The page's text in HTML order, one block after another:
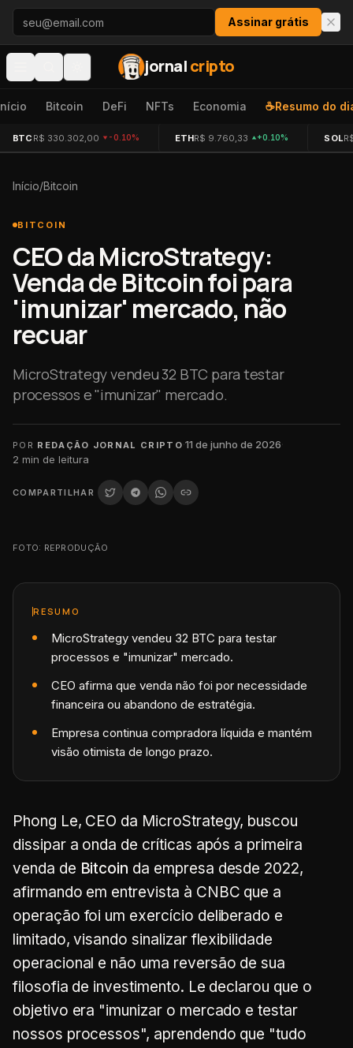
Pular para o conteúdo
Assinar grátis
jornalcripto
Bitcoin DeFi NFTs Economia ☕Resumo do
BTC R$ 330.302,00 -0.10% ETHR$ 9.760,33 +0.10% SOL
Início/Bitcoin
BITCOIN
CEO da MicroStrategy:
Venda de Bitcoin foi para
'imunizar' mercado, não
recuar
MicroStrategy vendeu 32 BTC para testar
processos e "imunizar" mercado.
POR REDAÇÃO JORNAL CRIPTO·11 de junho de 2026·
2 min de leitura
COMPARTILHAR
FOTO: REPRODUÇÃO
RESUMO
MicroStrategy vendeu 32 BTC para testar
processos e "imunizar" mercado.
CEO afirma que venda não foi por necessidade
financeira ou abandono de estratégia.
Empresa continua compradora líquida e mantém
visão otimista de longo prazo.
Phong Le, CEO da MicroStrategy, buscou
dissipar a onda de críticas após a primeira
venda de Bitcoin da empresa desde 2022,
afirmando em entrevista à CNBC que a
operação foi um exercício deliberado e
limitado, visando sinalizar flexibilidade
operacional e não uma reversão de sua
filosofia de investimento. Le declarou que o
objetivo era "imunizar o mercado e testar
nossos processos", aprendendo que "tudo